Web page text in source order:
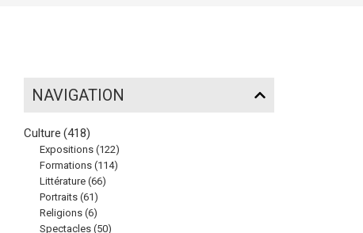
NAVIGATION
Culture (418)
Expositions (122)
Formations (114)
Littérature (66)
Portraits (61)
Religions (6)
Spectacles (50)